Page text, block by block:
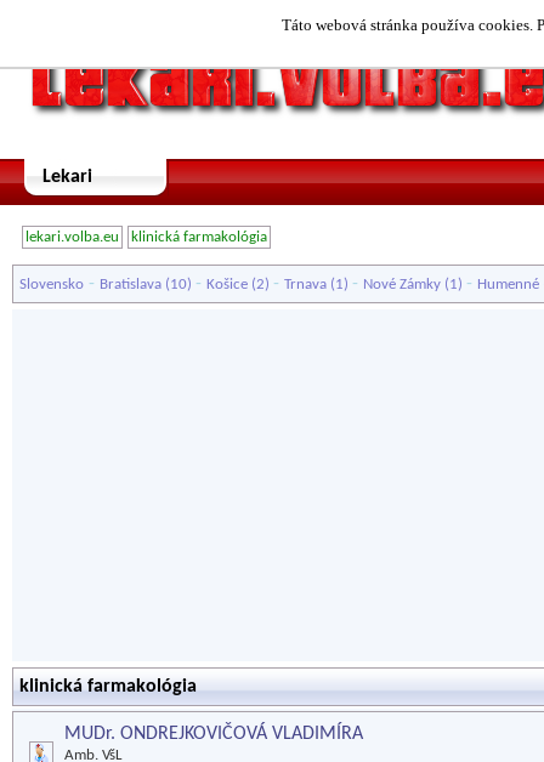
Táto webová stránka používa cookies.
Lekari
lekari.volba.eu klinická farmakológia
Slovensko - Bratislava (10) - Košice (2) - Trnava (1) - Nové Zámky (1) - Humenné
klinická farmakológia
MUDr. ONDREJKOVIČOVÁ VLADIMÍRA
Amb. VšL